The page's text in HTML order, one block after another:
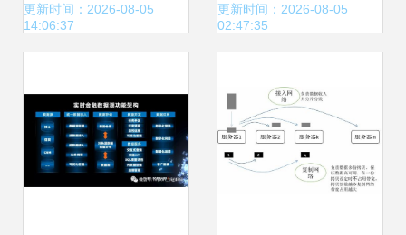
续期办理相关规定
支持服务解析
更新时间：2026-08-05
14:06:37
架构经验分享
更新时间：2026-08-05
02:47:35